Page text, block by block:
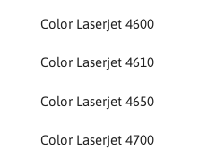
Color Laserjet 4600
Color Laserjet 4610
Color Laserjet 4650
Color Laserjet 4700